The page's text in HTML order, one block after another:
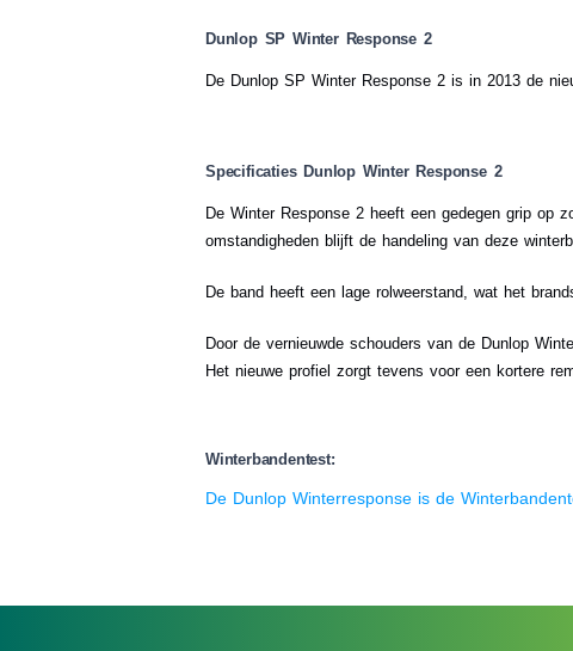
Dunlop SP Winter Response 2
De Dunlop SP Winter Response 2 is in 2013 de
Specificaties Dunlop Winter Response 2
De Winter Response 2 heeft een gedegen grip op
omstandigheden blijft de handeling van deze
De band heeft een lage rolweerstand, wat het
Door de vernieuwde schouders van de Dunlop
Het nieuwe profiel zorgt tevens voor een kortere
Winterbandentest:
De Dunlop Winterresponse is de